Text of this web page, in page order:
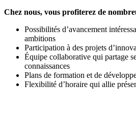
Chez nous, vous profiterez de
Possibilités d’avancement
ambitions
Participation à des projets
Équipe collaborative qui partage
connaissances
Plans de formation et de
Flexibilité d’horaire qui allie